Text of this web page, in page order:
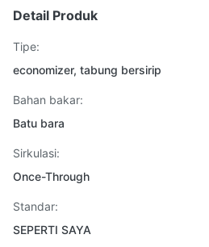
Detail Produk
Tipe:
economizer, tabung bersirip
Bahan bakar:
Batu bara
Sirkulasi:
Once-Through
Standar:
SEPERTI SAYA